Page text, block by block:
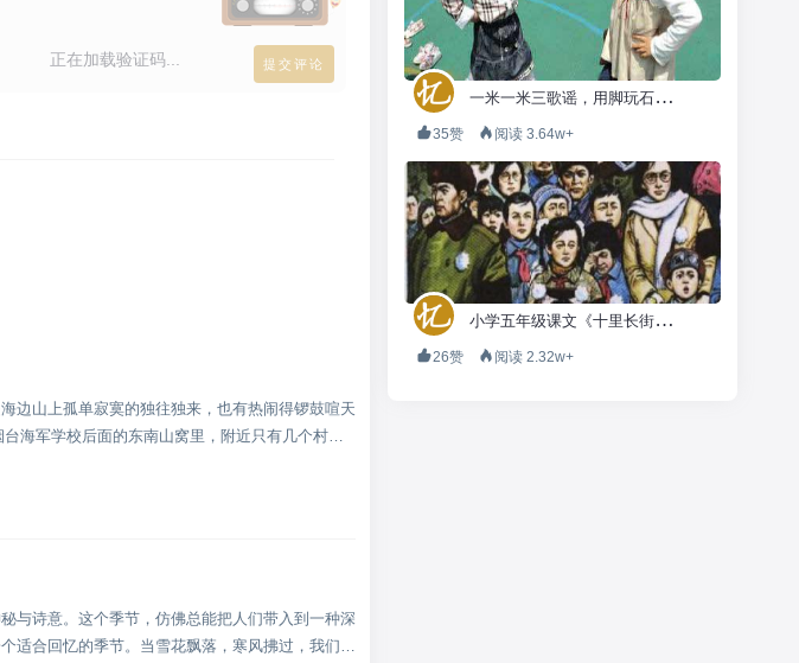
正在加载验证码...
边山上孤单寂寞的独往独来，也有热闹得锣鼓喧天
台海军学校后面的东南山窝里，附近只有几个村
与诗意。这个季节，仿佛总能把人们带入到一种深
适合回忆的季节。当雪花飘落，寒风拂过，我们总
一
米一米三歌谣，用脚玩石头剪刀布
35赞 阅读 3.64w+
小
学五年级课文《十里长街送总理》
26赞 阅读 2.32w+